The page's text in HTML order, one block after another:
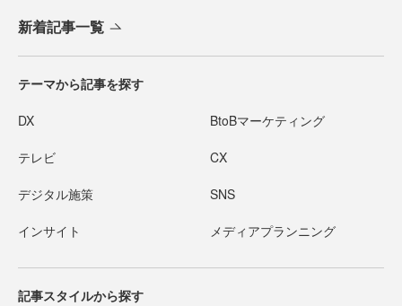
新着記事一覧
テーマから記事を探す
DX BtoBマーケティング
テレビ CX
デジタル施策 SNS
インサイト メディアプランニング
記事スタイルから探す